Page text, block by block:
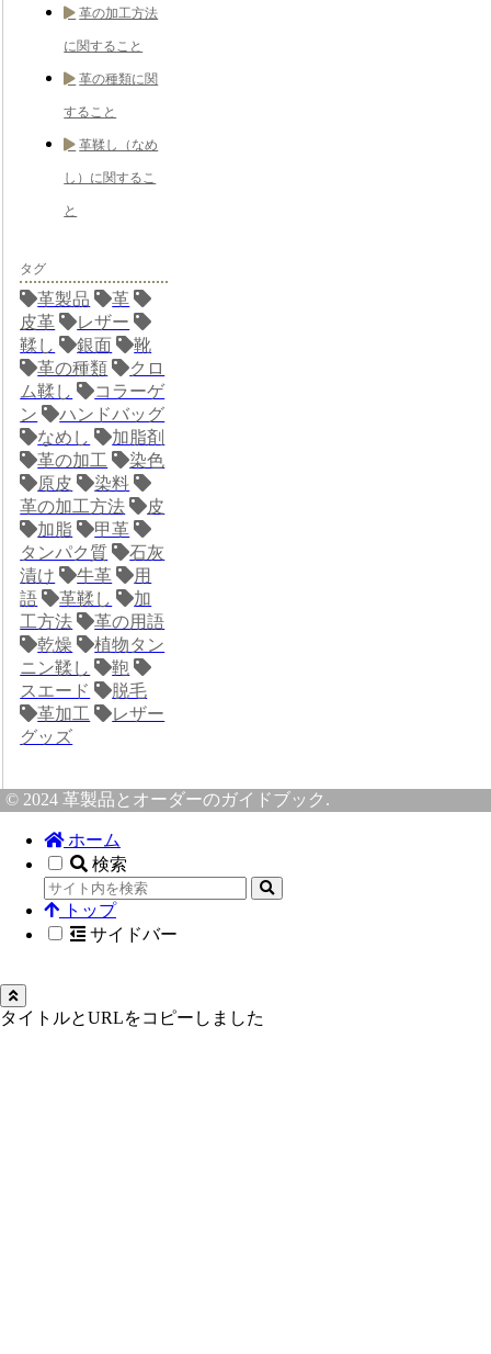
革の加工方法
に関すること
革の種類に関
すること
革鞣し（なめ
し）に関するこ
と
タグ
革製品
革
皮革
レザー
鞣し
銀面
靴
革の種類
クロ
ム鞣し
コラーゲ
ン
ハンドバッグ
なめし
加脂剤
革の加工
染色
原皮
染料
革の加工方法
皮
加脂
甲革
タンパク質
石灰
漬け
牛革
用
語
革鞣し
加
工方法
革の用語
乾燥
植物タン
ニン鞣し
鞄
スエード
脱毛
革加工
レザー
グッズ
© 2024 革製品とオーダーのガイドブック.
ホーム
検索
トップ
サイドバー
タイトルとURLをコピーしました